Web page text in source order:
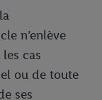
n’enlève
cas
ou de toute
ses